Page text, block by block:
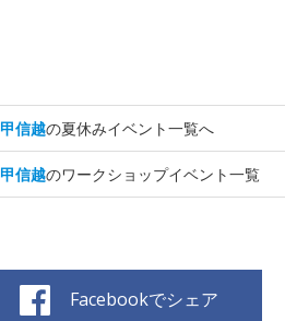
甲信越の夏休みイベント一覧へ
甲信越のワークショップイベント一覧
Facebookでシェア